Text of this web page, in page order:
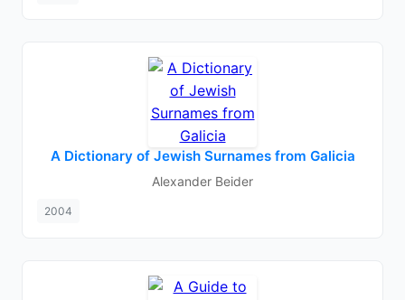
A Dictionary of Jewish Surnames from Galicia
Alexander Beider
2004